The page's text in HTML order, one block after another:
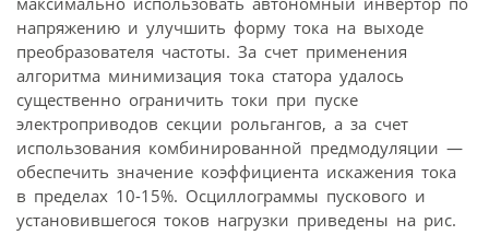
напряжению и улучшить форму тока на выходе
преобразователя частоты. За счет применения
алгоритма минимизация тока статора удалось
существенно ограничить токи при пуске
электроприводов секции рольгангов, а за счет
использования комбинированной предмодуляции —
обеспечить значение коэффициента искажения тока
в пределах 10-15%. Осциллограммы пускового и
установившегося токов нагрузки приведены на рис.